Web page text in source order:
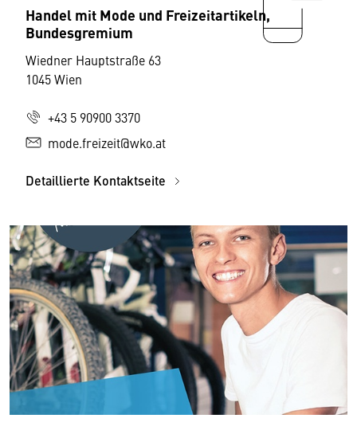
Handel mit Mode und Freizeitartikeln,
Bundesgremium
Wiedner Hauptstraße 63
1045 Wien
+43 5 90900 3370
mode.freizeit@wko.at
Detaillierte Kontaktseite